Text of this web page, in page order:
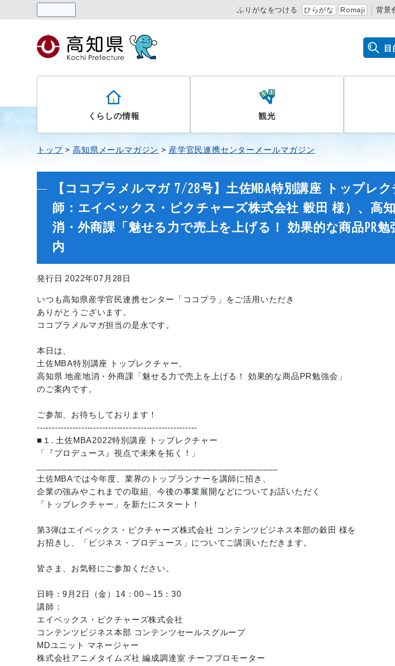
ふりがなをつける ひらがな Romaji 背景
くらしの情報 観光
トップ 高知県メールマガジン 産学官民連携センターメールマガジン
【ココプラメルマガ 7/28号】土佐MBA特別講座 トップレ
師：エイベックス・ピクチャーズ株式会社 穀田 様）、高
消・外商課「魅せる力で売上を上げる！ 効果的な商品PR勉
内
発行日 2022年07月28日
いつも高知県産学官民連携センター「ココプラ」をご活用いただき
ありがとうございます。
ココプラメルマガ担当の是永です。
本日は、
土佐MBA特別講座 トップレクチャー、
高知県 地産地消・外商課「魅せる力で売上を上げる！ 効果的な商品PR勉強会」
のご案内です。
ご参加、お待ちしております！
------------------------------------------------------
■１. 土佐MBA2022特別講座 トップレクチャー
「『プロデュース』視点で未来を拓く！」
土佐MBAでは今年度、業界のトップランナーを講師に招き、
企業の強みやこれまでの取組、今後の事業展開などについてお話いただく
「トップレクチャー」を新たにスタート！
第3弾はエイベックス・ピクチャーズ株式会社 コンテンツビジネス本部の穀田 様を
お招きし、「ビジネス・プロデュース」についてご講演いただきます。
皆さま、お気軽にご参加ください。
日時：9月2日（金）14：00～15：30
講師：
エイベックス・ピクチャーズ株式会社
コンテンツビジネス本部 コンテンツセールスグループ
MDユニット マネージャー
株式会社アニメタイムズ社 編成調達室 チーフプロモーター